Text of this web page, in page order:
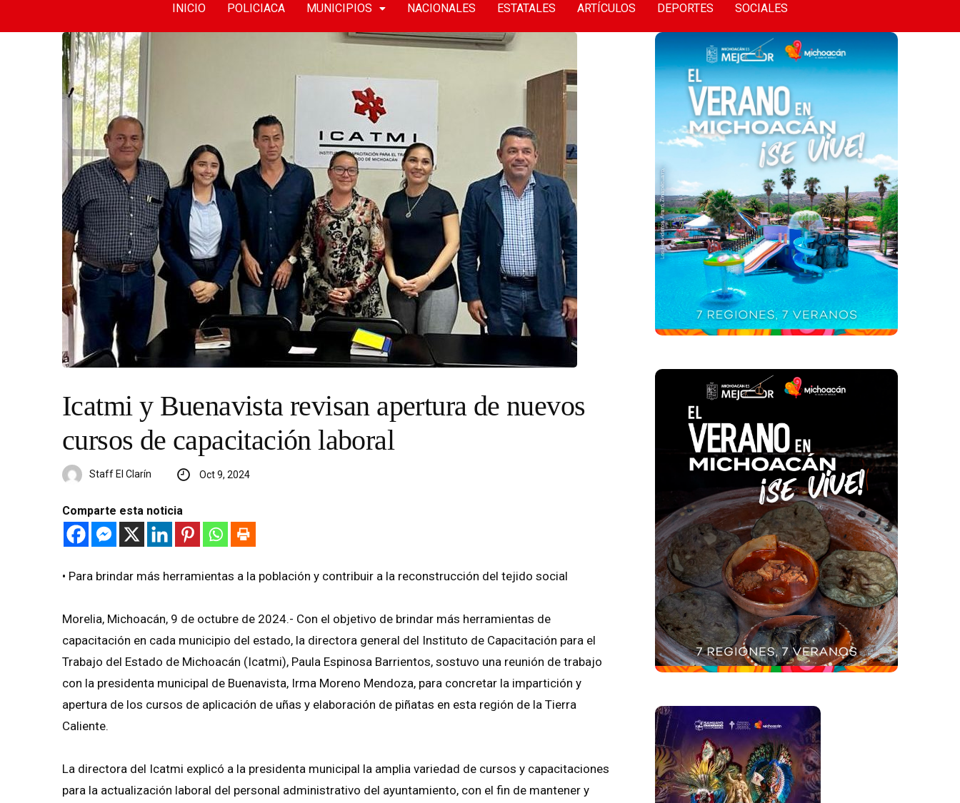
INICIO POLICIACA MUNICIPIOS NACIONALES ESTATALES ARTÍCULOS DEPORTES SOCIALES
Icatmi y Buenavista revisan apertura de nuevos
cursos de capacitación laboral
Staff El Clarín Oct 9, 2024
Comparte esta noticia
•⁠ ⁠Para brindar más herramientas a la población y contribuir a la reconstrucción del tejido social
Morelia, Michoacán, 9 de octubre de 2024.- Con el objetivo de brindar más herramientas de
capacitación en cada municipio del estado, la directora general del Instituto de Capacitación para el
Trabajo del Estado de Michoacán (Icatmi), Paula Espinosa Barrientos, sostuvo una reunión de trabajo
con la presidenta municipal de Buenavista, Irma Moreno Mendoza, para concretar la impartición y
apertura de los cursos de aplicación de uñas y elaboración de piñatas en esta región de la Tierra
Caliente.
La directora del Icatmi explicó a la presidenta municipal la amplia variedad de cursos y capacitaciones
para la actualización laboral del personal administrativo del ayuntamiento, con el fin de mantener y